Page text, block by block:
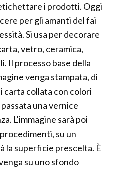
i prodotti. Oggi
per gli amanti del fai
Si usa per decorare
vetro, ceramica,
Il processo base della
venga stampata, di
carta collata con colori
una vernice
L'immagine sarà poi
su un
la superficie prescelta. È
su uno sfondo